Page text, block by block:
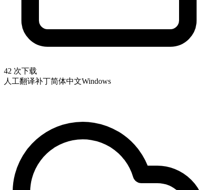
42 次下载
人工翻译补丁简体中文Windows